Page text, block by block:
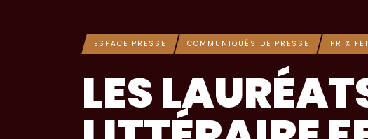
ESPACE PRESSE COMMUNIQUÉS DE PRESSE PRIX
LES